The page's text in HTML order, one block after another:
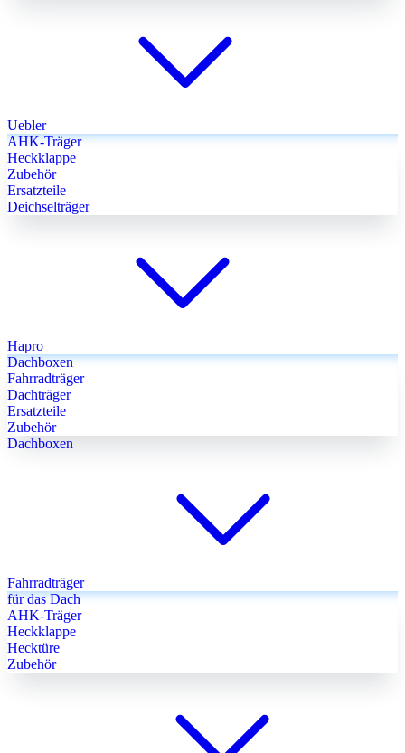
Uebler
AHK-Träger
Heckklappe
Zubehör
Ersatzteile
Deichselträger
Hapro
Dachboxen
Fahrradträger
Dachträger
Ersatzteile
Zubehör
Dachboxen
Fahrradträger
für das Dach
AHK-Träger
Heckklappe
Hecktüre
Zubehör